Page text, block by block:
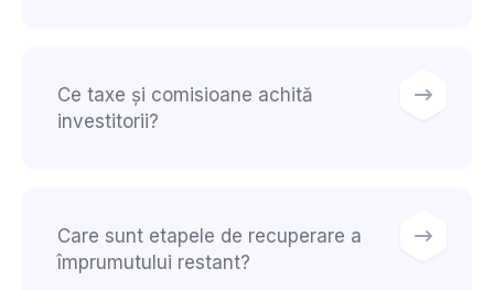
Ce taxe și comisioane achită
investitorii?
Care sunt etapele de recuperare a
împrumutului restant?